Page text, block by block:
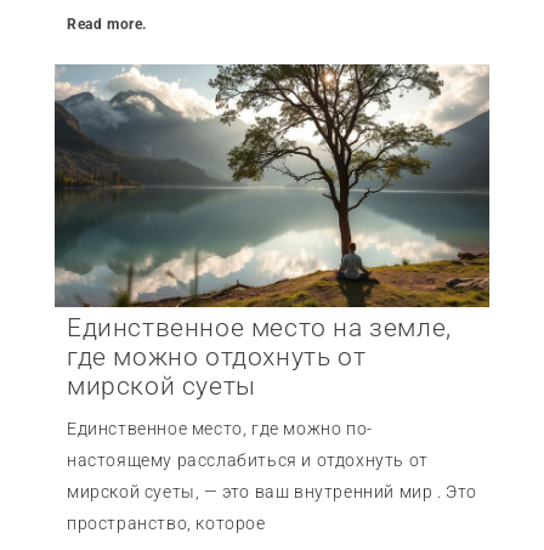
Read more.
Единственное место на земле,
где можно отдохнуть от
мирской суеты
Единственное место, где можно по-
настоящему расслабиться и отдохнуть от
мирской суеты, — это ваш внутренний мир . Это
пространство, которое